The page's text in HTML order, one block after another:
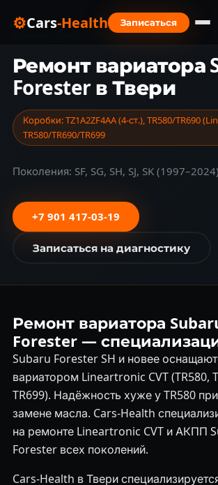
⚙Cars-Health
Записаться
Марки авто › Subaru ›
Ремонт вариатора
Forester в Твери
Коробки: TZ1A2ZF4AA (4-ст.), TR580/TR690
TR580/TR690/TR699
Поколения: SF, SG, SH, SJ, SK (1997–2024)
+7 901 417-03-19
Записаться на диагностику
Ремонт вариатора
Forester —
Subaru Forester SH и новее
вариатором Lineartronic CVT (TR580,
TR699). Надёжность хуже у TR580
замене масла. Cars-Health
на ремонте Lineartronic CVT и АКПП
Forester всех поколений.
Cars-Health в Твери